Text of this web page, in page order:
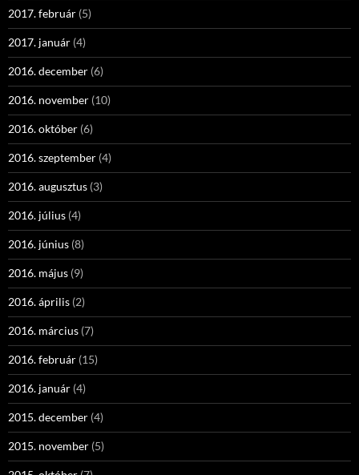
2017. február (5)
2017. január (4)
2016. december (6)
2016. november (10)
2016. október (6)
2016. szeptember (4)
2016. augusztus (3)
2016. július (4)
2016. június (8)
2016. május (9)
2016. április (2)
2016. március (7)
2016. február (15)
2016. január (4)
2015. december (4)
2015. november (5)